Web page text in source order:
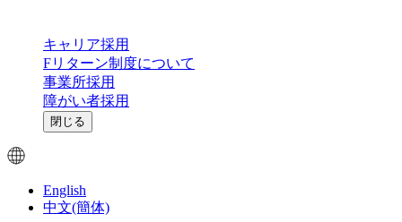
キャリア採用
Fリターン制度について
事業所採用
障がい者採用
閉じる
English
中文(簡体)